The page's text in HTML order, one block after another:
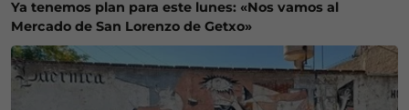
Ya tenemos plan para este lunes: «Nos vamos al
Mercado de San Lorenzo de Getxo»